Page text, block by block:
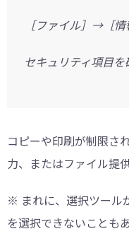
［ファイル］→［
セキュリティ項目を
コピーや印刷が制限さ
力、またはファイル提
※ まれに、選択ツール
を選択できないことも